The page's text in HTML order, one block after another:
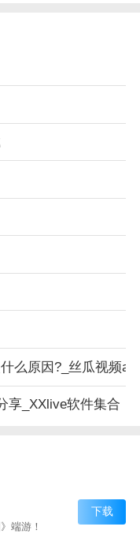
么原因?_丝瓜视频
享_XXlive软件集合
端游！
下载